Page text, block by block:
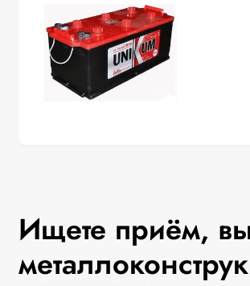
Ищете приём,